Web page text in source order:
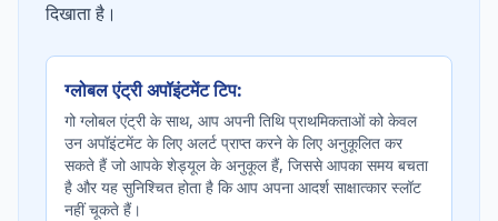
दिखाता है।
ग्लोबल एंट्री अपॉइंटमेंट टिप:
गो ग्लोबल एंट्री के साथ, आप अपनी तिथि प्राथमिकताओं को केवल
उन अपॉइंटमेंट के लिए अलर्ट प्राप्त करने के लिए अनुकूलित कर
सकते हैं जो आपके शेड्यूल के अनुकूल हैं, जिससे आपका समय बचता
है और यह सुनिश्चित होता है कि आप अपना आदर्श साक्षात्कार स्लॉट
नहीं चूकते हैं।